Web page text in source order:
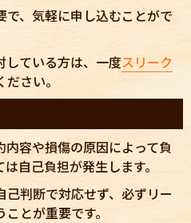
で、気軽に申し込むことがで
している方は、一度スリーク
さい。
容や損傷の原因によって負
自己負担が発生します。
判断で対応せず、必ずリー
とが重要です。